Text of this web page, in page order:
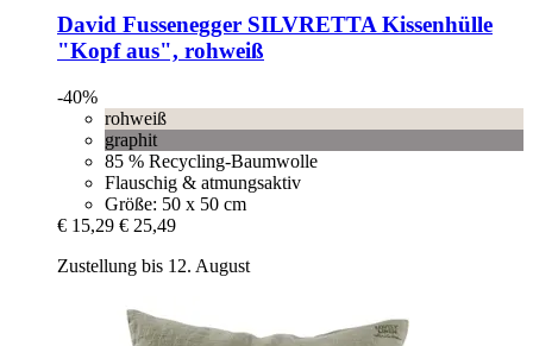
David Fussenegger SILVRETTA Kissenhülle
"Kopf aus", rohweiß
-40%
rohweiß
graphit
85 % Recycling-Baumwolle
Flauschig & atmungsaktiv
Größe: 50 x 50 cm
€ 15,29 € 25,49
Zustellung bis 12. August